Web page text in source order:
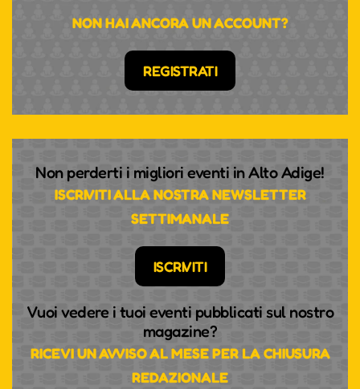
NON HAI ANCORA UN ACCOUNT?
REGISTRATI
Non perderti i migliori eventi in Alto Adige!
ISCRIVITI ALLA NOSTRA NEWSLETTER
SETTIMANALE
ISCRIVITI
Vuoi vedere i tuoi eventi pubblicati sul nostro
magazine?
RICEVI UN AVVISO AL MESE PER LA CHIUSURA
REDAZIONALE